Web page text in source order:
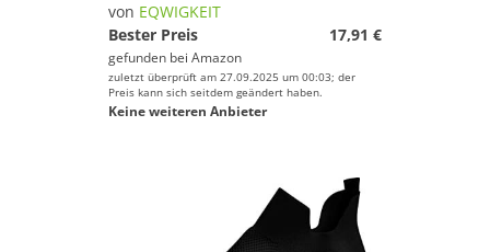
von EQWIGKEIT
Bester Preis
17,91 €
gefunden bei Amazon
zuletzt überprüft am 27.09.2025 um 00:03; der
Preis kann sich seitdem geändert haben.
Keine weiteren Anbieter